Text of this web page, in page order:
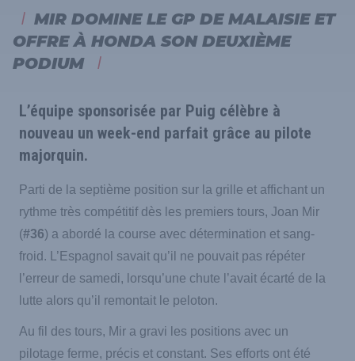
MIR DOMINE LE GP DE MALAISIE ET
OFFRE À HONDA SON DEUXIÈME
PODIUM
L’équipe sponsorisée par Puig célèbre à
nouveau un week-end parfait grâce au pilote
majorquin.
Parti de la septième position sur la grille et affichant un
rythme très compétitif dès les premiers tours, Joan Mir
(#36) a abordé la course avec détermination et sang-
froid. L’Espagnol savait qu’il ne pouvait pas répéter
l’erreur de samedi, lorsqu’une chute l’avait écarté de la
lutte alors qu’il remontait le peloton.
Au fil des tours, Mir a gravi les positions avec un
pilotage ferme, précis et constant. Ses efforts ont été